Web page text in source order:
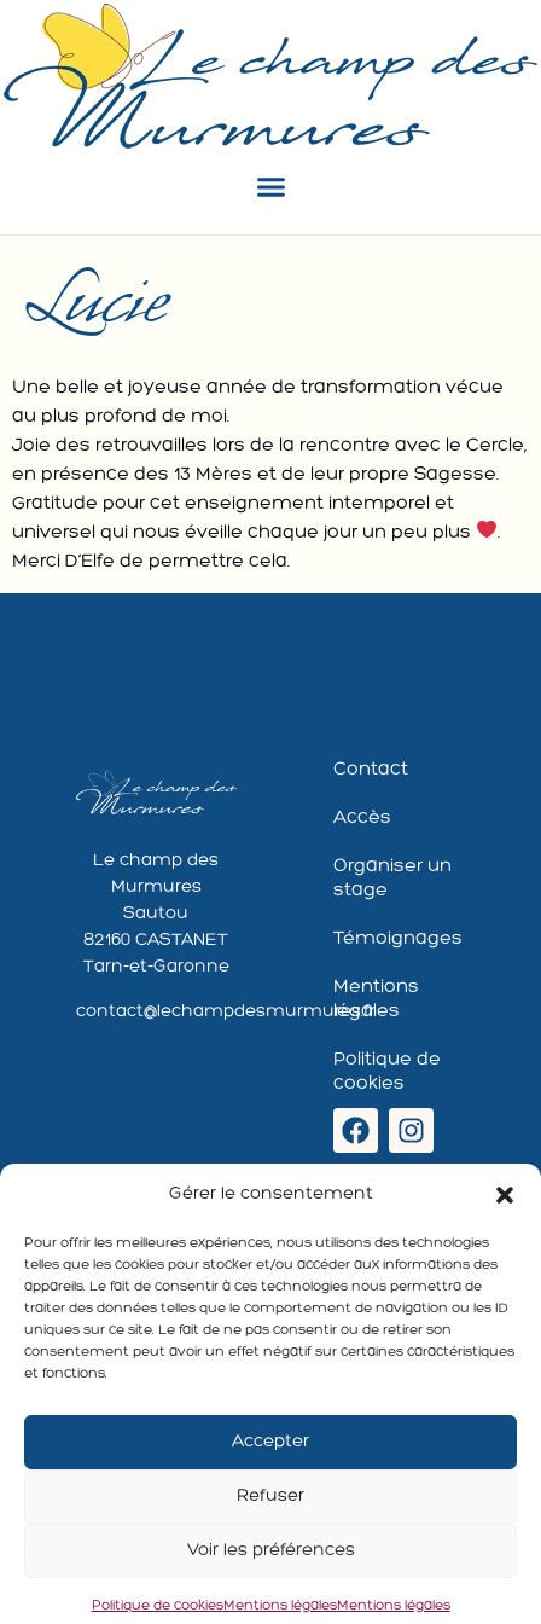
Gérer le consentement
Pour offrir les meilleures expériences, nous utilisons des technologies
telles que les cookies pour stocker et/ou accéder aux informations des
appareils. Le fait de consentir à ces technologies nous permettra de
traiter des données telles que le comportement de navigation ou les ID
uniques sur ce site. Le fait de ne pas consentir ou de retirer son
consentement peut avoir un effet négatif sur certaines caractéristiques
et fonctions.
Accepter
Refuser
Voir les préférences
Politique de cookiesMentions légalesMentions légales
Lucie
Une belle et joyeuse année de transformation vécue
au plus profond de moi.
Joie des retrouvailles lors de la rencontre avec le Cercle,
en présence des 13 Mères et de leur propre Sagesse.
Gratitude pour cet enseignement intemporel et
universel qui nous éveille chaque jour un peu plus
.
Merci D’Elfe de permettre cela.
Le champ des
Murmures
Sautou
82160 CASTANET
Tarn-et-Garonne
contact@lechampdesmurmures.fr
Contact
Accès
Organiser un
stage
Témoignages
Mentions
légales
Politique de
cookies
S'abonner